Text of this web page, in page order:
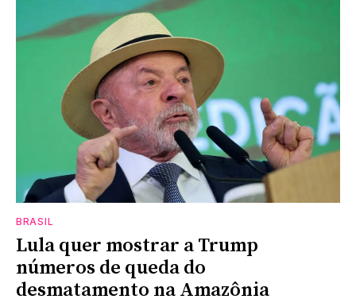
BRASIL
Lula quer mostrar a Trump
números de queda do
desmatamento na Amazônia